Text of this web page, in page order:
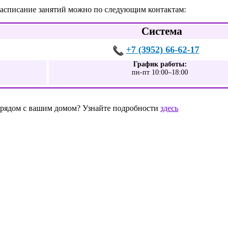
занятий можно по следующим контактам:
Система
+7 (3952) 66-62-17
График работы:
пн-пт 10:00–18:00
с вашим домом? Узнайте подробности здесь